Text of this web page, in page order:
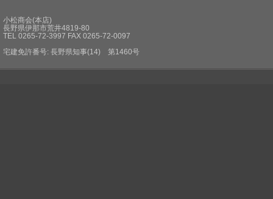
小松商会(本店)
長野県伊那市荒井4819-80
TEL 0265-72-3997 FAX 0265-72-0097
宅建免許番号: 長野県知事(14) 第1460号